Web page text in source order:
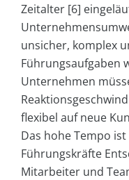
Zeitalter [6]
unsicher, komplex
Führungsaufgaben
Unternehmen
flexibel auf neue
Das hohe Tempo
Führungskräfte
Mitarbeiter und